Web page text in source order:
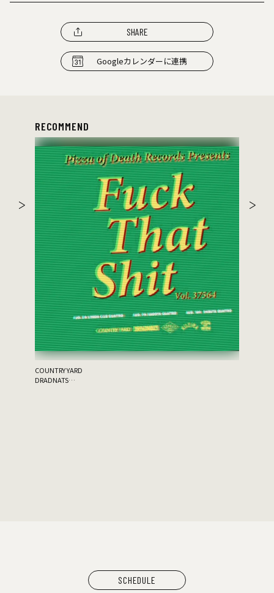
SHARE
Googleカレンダーに連携
RECOMMEND
the 原爆オナニーズ
ゲスト：THA BLUE HERB
SCHEDULE